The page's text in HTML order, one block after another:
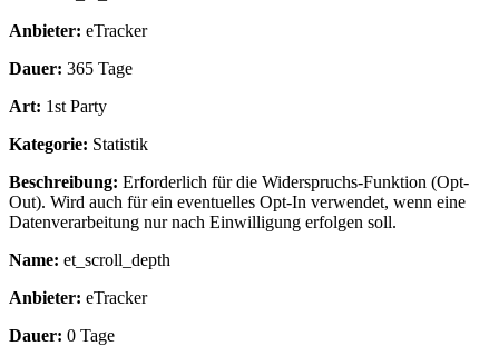
Anbieter: eTracker
Dauer: 365 Tage
Art: 1st Party
Kategorie: Statistik
Beschreibung: Erforderlich für die Widerspruchs-Funktion (Opt-
Out). Wird auch für ein eventuelles Opt-In verwendet, wenn eine
Datenverarbeitung nur nach Einwilligung erfolgen soll.
Name: et_scroll_depth
Anbieter: eTracker
Dauer: 0 Tage